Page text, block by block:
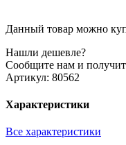
Данный товар можно
Нашли дешевле?
Сообщите нам и
Артикул: 80562
Характеристики
Все характеристики